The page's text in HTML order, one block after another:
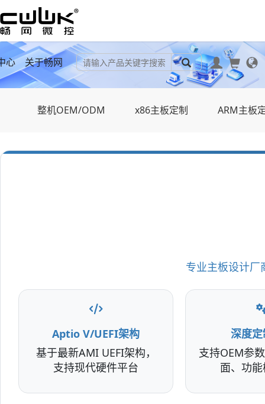
心 关于畅网
整机OEM/ODM x86主板定制 ARM主板
专业主板设计
Aptio V/UEFI架构
基于最新AMI UEFI架构，
支持现代硬件平台
深度
支持OEM参
面、功